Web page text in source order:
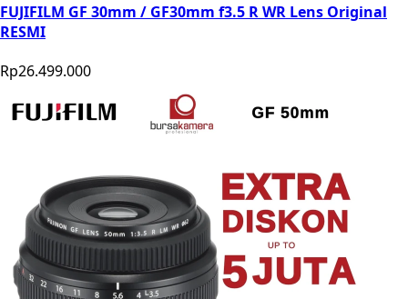
FUJIFILM GF 30mm / GF30mm f3.5 R WR Lens Original
RESMI
Rp26.499.000